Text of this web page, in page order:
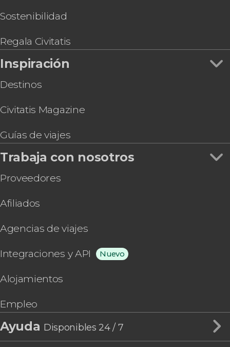
Sostenibilidad
Regala Civitatis
Inspiración
Destinos
Civitatis Magazine
Guías de viajes
Trabaja con nosotros
Proveedores
Afiliados
Agencias de viajes
Integraciones y API Nuevo
Alojamientos
Empleo
Ayuda Disponibles 24 / 7